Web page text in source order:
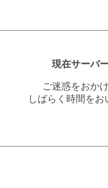
現在サーバ
ご迷惑をおか
しばらく時間を